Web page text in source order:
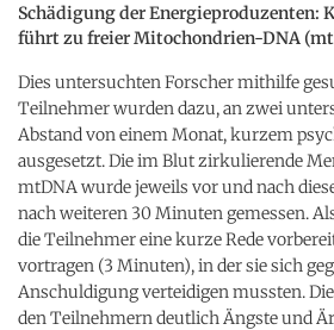
Schädigung der Energieproduzenten:
führt zu freier Mitochondrien-DNA
Dies untersuchten Forscher mithilfe
Teilnehmer wurden dazu, an zwei
Abstand von einem Monat, kurzem
ausgesetzt. Die im Blut zirkulierende
mtDNA wurde jeweils vor und nach
nach weiteren 30 Minuten gemessen.
die Teilnehmer eine kurze Rede
vortragen (3 Minuten), in der sie sich
Anschuldigung verteidigen mussten.
den Teilnehmern deutlich Ängste und